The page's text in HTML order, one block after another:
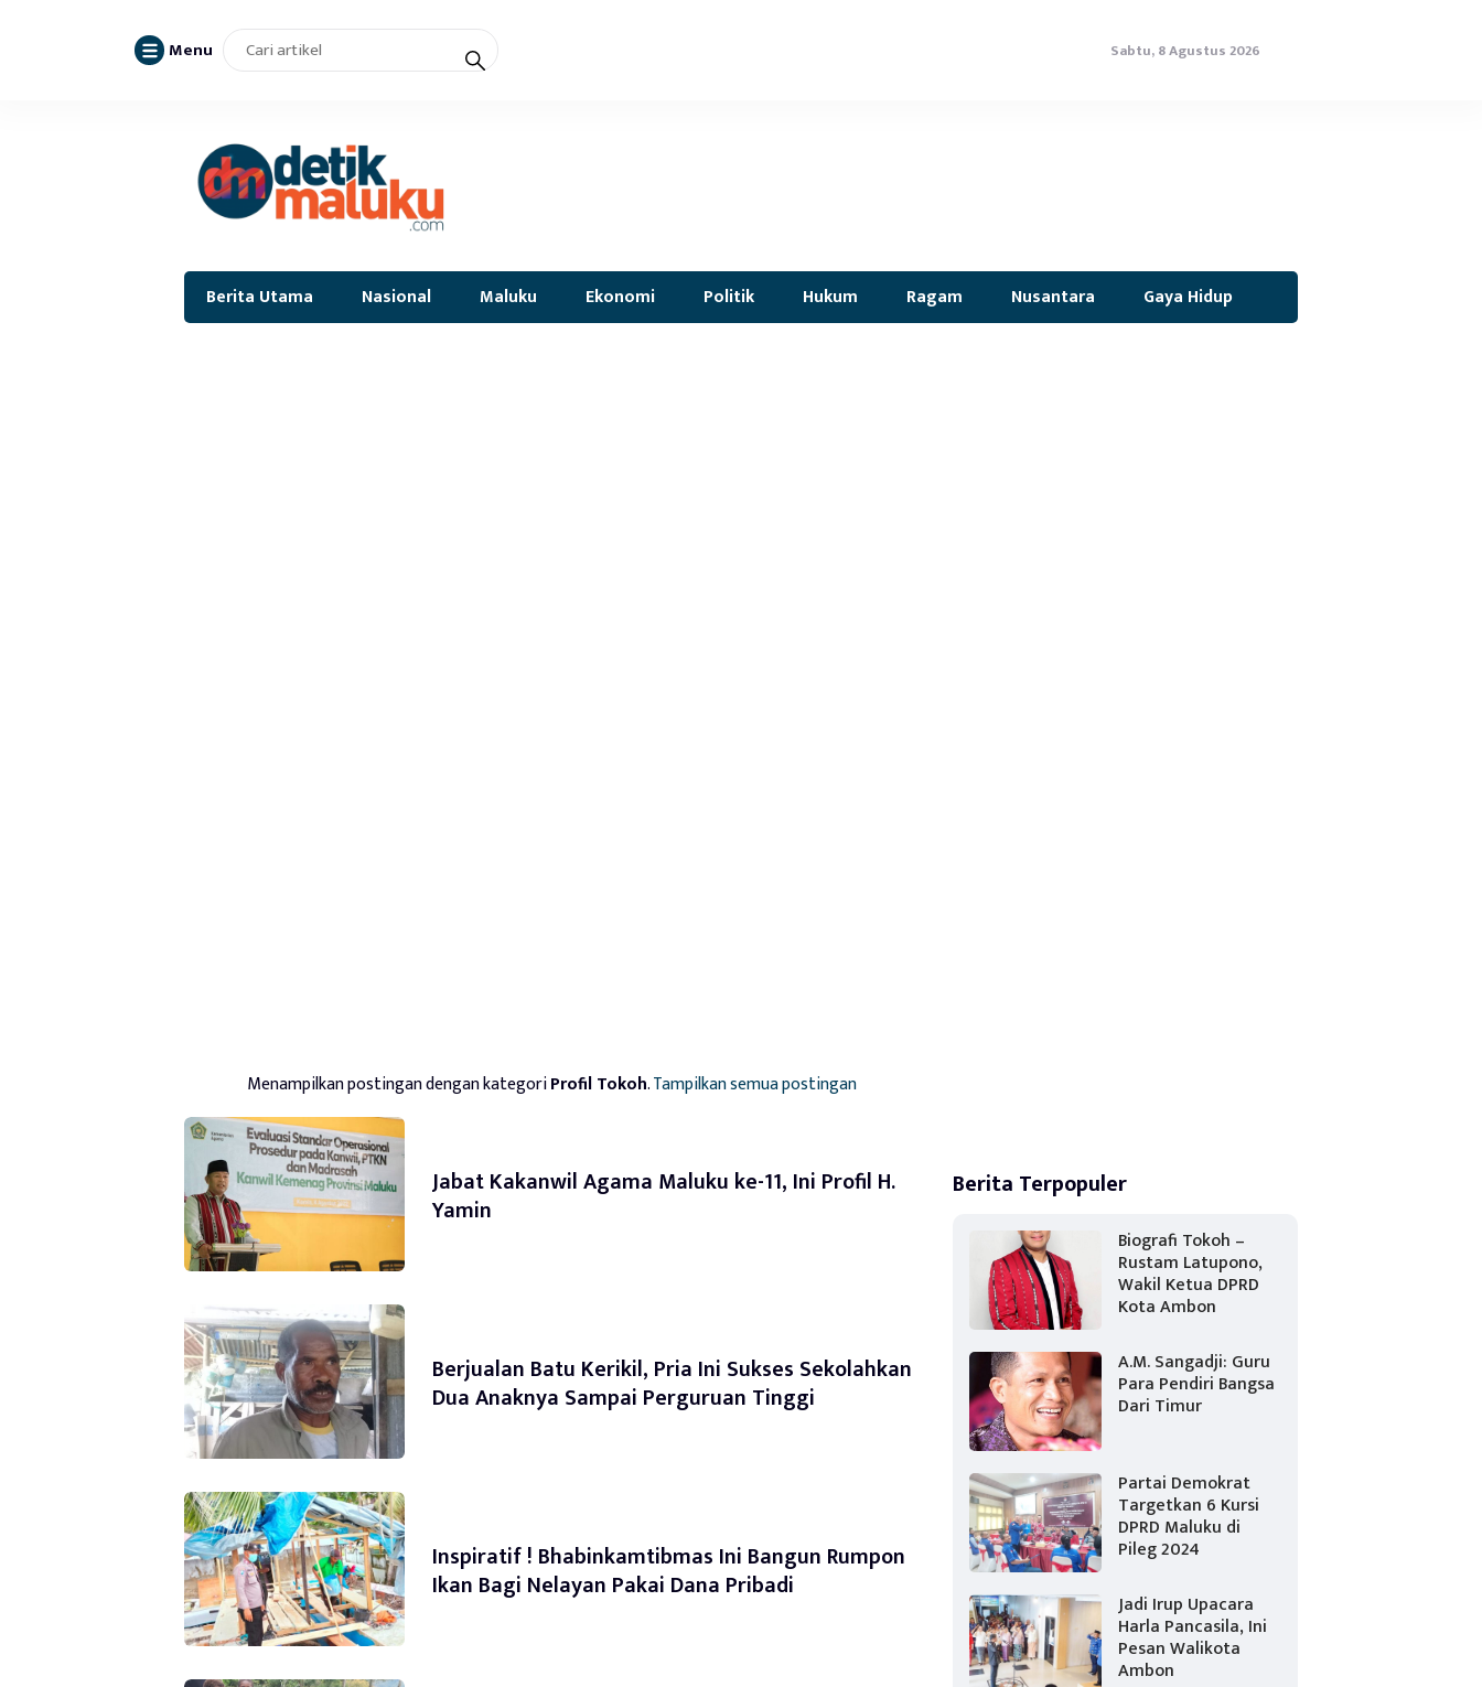
Menu Sabtu, 8 Agustus 2026
Berita Utama Nasional Maluku Ekonomi Politik Hukum Ragam Nusantara Gaya Hidup
Menampilkan postingan dengan kategoriProfil Tokoh.Tampilkan semua postingan
Jabat Kakanwil Agama Maluku ke-11, Ini Profil H.
Yamin
Berjualan Batu Kerikil, Pria Ini Sukses Sekolahkan
Dua Anaknya Sampai Perguruan Tinggi
Inspiratif ! Bhabinkamtibmas Ini Bangun Rumpon
Ikan Bagi Nelayan Pakai Dana Pribadi
Berita Terpopuler
Biografi Tokoh –
Rustam Latupono,
Wakil Ketua DPRD
Kota Ambon
A.M. Sangadji: Guru
Para Pendiri Bangsa
Dari Timur
Partai Demokrat
Targetkan 6 Kursi
DPRD Maluku di
Pileg 2024
Jadi Irup Upacara
Harla Pancasila, Ini
Pesan Walikota
Ambon